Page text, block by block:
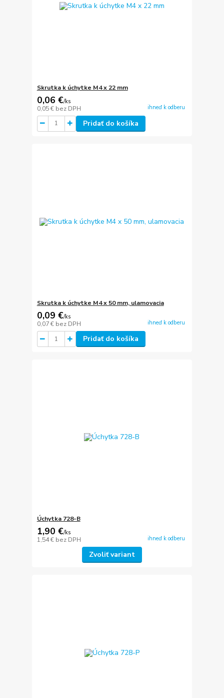
Skrutka k úchytke M4 x 22 mm
0,06 €/ks
0,05 € bez DPH ihneď k odberu
Pridať do košíka
Skrutka k úchytke M4 x 50 mm, ulamovacia
0,09 €/ks
0,07 € bez DPH ihneď k odberu
Pridať do košíka
Úchytka 728-B
1,90 €/ks
1,54 € bez DPH ihneď k odberu
Zvoliť variant